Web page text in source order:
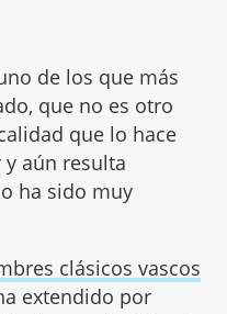
de los que más
que no es otro
que lo hace
aún resulta
ha sido muy
clásicos vascos
extendido por